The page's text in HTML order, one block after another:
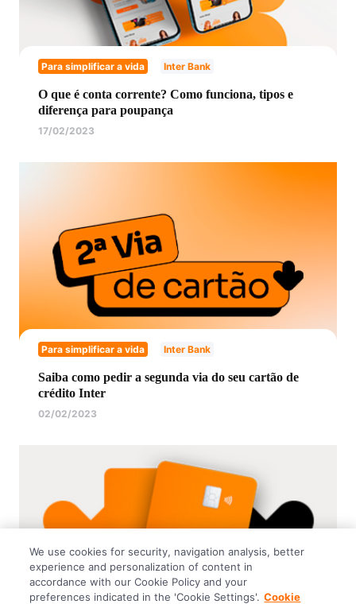
Para simplificar a vida Inter Bank
O que é conta corrente? Como funciona, tipos e
diferença para poupança
17/02/2023
Para simplificar a vida Inter Bank
Saiba como pedir a segunda via do seu cartão de
crédito Inter
02/02/2023
We use cookies for security, navigation analysis, better
experience and personalization of content in
accordance with our Cookie Policy and your
preferences indicated in the 'Cookie Settings'. Cookie